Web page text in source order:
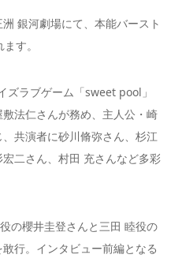
銀河劇場にて、本能バースト
す。
ズラブゲーム「sweet pool」
法仁さんが務め、主人公・崎
共演者に砂川脩弥さん、杉江
二さん、村田 充さんなど多彩
の櫻井圭登さんと三田 睦役の
行。インタビュー前編となる